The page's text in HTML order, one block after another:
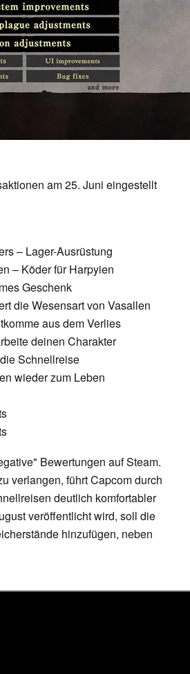
am 25. Juni eingestellt
– Lager-Ausrüstung
– Köder für Harpyien
Geschenk
die Wesensart von Vasallen
aus dem Verlies
deinen Charakter
Schnellreise
wieder zum Leben
Bewertungen auf Steam.
verlangen, führt Capcom durch
deutlich komfortabler
veröffentlicht wird, soll die
hinzufügen, neben